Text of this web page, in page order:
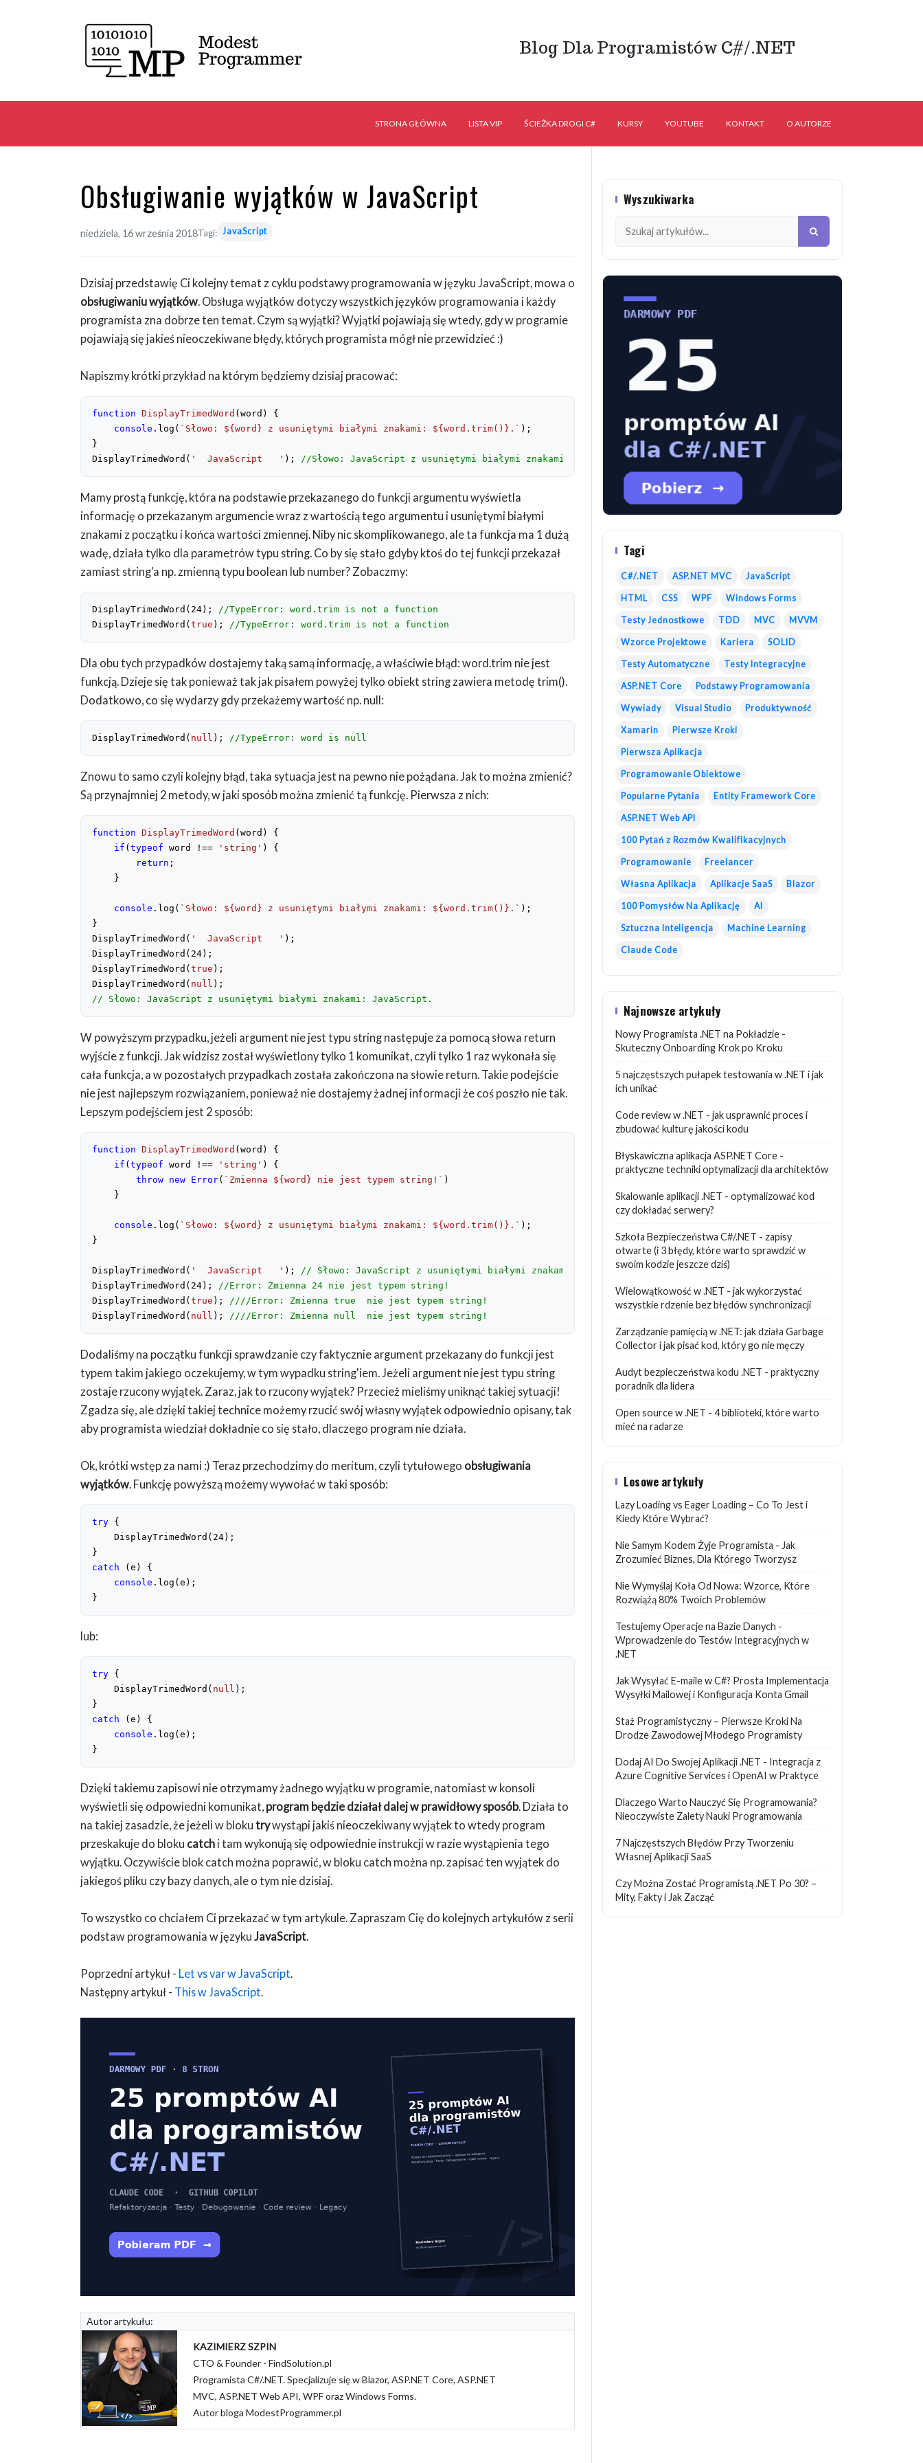
Blog Dla Programistów C#/.NET
STRONA GŁÓWNA LISTA VIP ŚCIEŻKA DROGI C# KURSY YOUTUBE KONTAKT O AUTORZE
Obsługiwanie wyjątków w JavaScript
niedziela, 16 września 2018Tagi: JavaScript
Dzisiaj przedstawię Ci kolejny temat z cyklu podstawy programowania w języku JavaScript, mowa o
obsługiwaniu wyjątków. Obsługa wyjątków dotyczy wszystkich języków programowania i każdy
programista zna dobrze ten temat. Czym są wyjątki? Wyjątki pojawiają się wtedy, gdy w programie
pojawiają się jakieś nieoczekiwane błędy, których programista mógł nie przewidzieć :)
Napiszmy krótki przykład na którym będziemy dzisiaj pracować:
function DisplayTrimedWord ( word ) {
console .log( `Słowo: ${word} z usuniętymi białymi znakami: ${word.trim()} .` );
}
DisplayTrimedWord( '  JavaScript   ' ); //Słowo: JavaScript z usuniętymi białymi znakami: JavaScript.
Mamy prostą funkcję, która na podstawie przekazanego do funkcji argumentu wyświetla
informację o przekazanym argumencie wraz z wartością tego argumentu i usuniętymi białymi
znakami z początku i końca wartości zmiennej. Niby nic skomplikowanego, ale ta funkcja ma 1 dużą
wadę, działa tylko dla parametrów typu string. Co by się stało gdyby ktoś do tej funkcji przekazał
zamiast string'a np. zmienną typu boolean lub number? Zobaczmy:
DisplayTrimedWord( 24); //TypeError: word.trim is not a function
DisplayTrimedWord( true ); //TypeError: word.trim is not a function
Dla obu tych przypadków dostajemy taką samą informację, a właściwie błąd: word.trim nie jest
funkcją. Dzieje się tak ponieważ tak jak pisałem powyżej tylko obiekt string zawiera metodę trim().
Dodatkowo, co się wydarzy gdy przekażemy wartość np. null:
DisplayTrimedWord( null ); //TypeError: word is null
Znowu to samo czyli kolejny błąd, taka sytuacja jest na pewno nie pożądana. Jak to można zmienić?
Są przynajmniej 2 metody, w jaki sposób można zmienić tą funkcję. Pierwsza z nich:
function DisplayTrimedWord ( word ) {
if ( typeof word !== 'string' ) {
return ;
    }
console .log( `Słowo: ${word} z usuniętymi białymi znakami: ${word.trim()} .` );
}
DisplayTrimedWord( '  JavaScript   ' );
DisplayTrimedWord( 24);
DisplayTrimedWord( true );
DisplayTrimedWord( null
// Słowo: JavaScript z usuniętymi białymi znakami: JavaScript.
W powyższym przypadku, jeżeli argument nie jest typu string następuje za pomocą słowa return
wyjście z funkcji. Jak widzisz został wyświetlony tylko 1 komunikat, czyli tylko 1 raz wykonała się
cała funkcja, a w pozostałych przypadkach została zakończona na słowie return. Takie podejście
nie jest najlepszym rozwiązaniem, ponieważ nie dostajemy żadnej informacji że coś poszło nie tak.
Lepszym podejściem jest 2 sposób:
function DisplayTrimedWord ( word ) {
if ( typeof word !== 'string' ) {
throw new Error( `Zmienna ${word} nie jest typem string!` )
    }
console .log( `Słowo: ${word} z usuniętymi białymi znakami: ${word.trim()} .` );
}
DisplayTrimedWord( '  JavaScript   ' ); // Słowo: JavaScript z usuniętymi białymi znakami: JavaScript.
DisplayTrimedWord( 24); //Error: Zmienna 24 nie jest typem string!
DisplayTrimedWord( true ); ////Error: Zmienna true  nie jest typem string!
DisplayTrimedWord( null ); ////Error: Zmienna null  nie jest typem string!
Dodaliśmy na początku funkcji sprawdzanie czy faktycznie argument przekazany do funkcji jest
typem takim jakiego oczekujemy, w tym wypadku string'iem. Jeżeli argument nie jest typu string
zostaje rzucony wyjątek. Zaraz, jak to rzucony wyjątek? Przecież mieliśmy uniknąć takiej sytuacji!
Zgadza się, ale dzięki takiej technice możemy rzucić swój własny wyjątek odpowiednio opisany, tak
aby programista wiedział dokładnie co się stało, dlaczego program nie działa.
Ok, krótki wstęp za nami :) Teraz przechodzimy do meritum, czyli tytułowego obsługiwania
wyjątków. Funkcję powyższą możemy wywołać w taki sposób:
try {
    DisplayTrimedWord(
24);
catch (e) {
console .log(e);
}
lub:
try {
    DisplayTrimedWord(
null );
catch (e) {
console .log(e);
}
Dzięki takiemu zapisowi nie otrzymamy żadnego wyjątku w programie, natomiast w konsoli
wyświetli się odpowiedni komunikat, program będzie działał dalej w prawidłowy sposób. Działa to
na takiej zasadzie, że jeżeli w bloku trywystąpi jakiś nieoczekiwany wyjątek to wtedy program
przeskakuje do bloku catch i tam wykonują się odpowiednie instrukcji w razie wystąpienia tego
wyjątku. Oczywiście blok catch można poprawić, w bloku catch można np. zapisać ten wyjątek do
jakiegoś pliku czy bazy danych, ale o tym nie dzisiaj.
To wszystko co chciałem Ci przekazać w tym artykule. Zapraszam Cię do kolejnych artykułów z serii
podstaw programowania w języku JavaScript.
Poprzedni artykuł - Let vs var w JavaScript.
Następny artykuł - This w JavaScript.
Autor artykułu:
KAZIMIERZ SZPIN
CTO & Founder - FindSolution.pl
Programista C#/.NET. Specjalizuje się w Blazor, ASP.NET Core, ASP.NET
MVC, ASP.NET Web API, WPF oraz Windows Forms.
Autor bloga ModestProgrammer.pl
Wyszukiwarka
Tagi
C#/.NET ASP.NET MVC JavaScript
HTML CSS WPF Windows Forms
Testy Jednostkowe TDD MVC MVVM
Wzorce Projektowe Kariera SOLID
Testy Automatyczne Testy Integracyjne
ASP.NET Core Podstawy Programowania
Wywiady Visual Studio Produktywność
Xamarin Pierwsze Kroki
Pierwsza Aplikacja
Programowanie Obiektowe
Popularne Pytania Entity Framework Core
ASP.NET Web API
100 Pytań z Rozmów Kwalifikacyjnych
Programowanie Freelancer
Własna Aplikacja Aplikacje SaaS Blazor
100 Pomysłów Na Aplikację AI
Sztuczna Inteligencja Machine Learning
Claude Code
Najnowsze artykuły
Nowy Programista .NET na Pokładzie -
Skuteczny Onboarding Krok po Kroku
5 najczęstszych pułapek testowania w .NET i jak
ich unikać
Code review w .NET - jak usprawnić proces i
zbudować kulturę jakości kodu
Błyskawiczna aplikacja ASP.NET Core -
praktyczne techniki optymalizacji dla architektów
Skalowanie aplikacji .NET - optymalizować kod
czy dokładać serwery?
Szkoła Bezpieczeństwa C#/.NET - zapisy
otwarte (i 3 błędy, które warto sprawdzić w
swoim kodzie jeszcze dziś)
Wielowątkowość w .NET - jak wykorzystać
wszystkie rdzenie bez błędów synchronizacji
Zarządzanie pamięcią w .NET: jak działa Garbage
Collector i jak pisać kod, który go nie męczy
Audyt bezpieczeństwa kodu .NET - praktyczny
poradnik dla lidera
Open source w .NET - 4 biblioteki, które warto
mieć na radarze
Losowe artykuły
Lazy Loading vs Eager Loading – Co To Jest i
Kiedy Które Wybrać?
Nie Samym Kodem Żyje Programista - Jak
Zrozumieć Biznes, Dla Którego Tworzysz
Nie Wymyślaj Koła Od Nowa: Wzorce, Które
Rozwiążą 80% Twoich Problemów
Testujemy Operacje na Bazie Danych -
Wprowadzenie do Testów Integracyjnych w
.NET
Jak Wysyłać E-maile w C#? Prosta Implementacja
Wysyłki Mailowej i Konfiguracja Konta Gmail
Staż Programistyczny – Pierwsze Kroki Na
Drodze Zawodowej Młodego Programisty
Dodaj AI Do Swojej Aplikacji .NET - Integracja z
Azure Cognitive Services i OpenAI w Praktyce
Dlaczego Warto Nauczyć Się Programowania?
Nieoczywiste Zalety Nauki Programowania
7 Najczęstszych Błędów Przy Tworzeniu
Własnej Aplikacji SaaS
Czy Można Zostać Programistą .NET Po 30? –
Mity, Fakty i Jak Zacząć